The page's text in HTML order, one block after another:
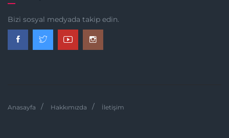
Bizi sosyal medyada takip edin.
Anasayfa Hakkımızda İletişim